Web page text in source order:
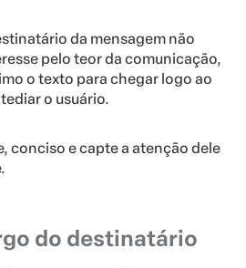
da mensagem não
pelo teor da comunicação,
o texto para chegar logo ao
o usuário.
conciso e capte a atenção dele
do destinatário